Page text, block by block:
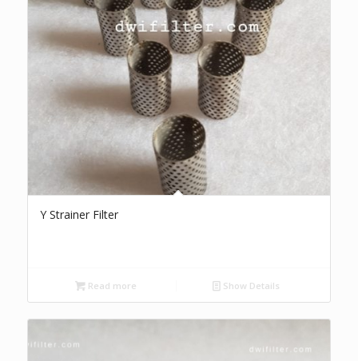
Y Strainer Filter
Read more Show Details